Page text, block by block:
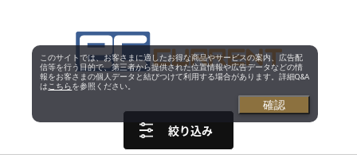
絞り込み
このサイトでは、お客さまに適したお得な商品やサービスの案内、広告配
信等を行う目的で、第三者から提供された位置情報や広告データなどの情
報をお客さまの個人データと結びつけて利用する場合があります。詳細Q&A
は こちらを参照ください。
確認